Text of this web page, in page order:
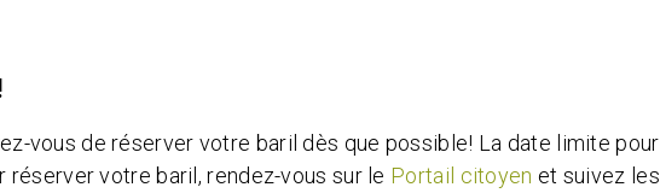
vous de réserver votre baril dès que possible! La date limite pour
votre baril, rendez-vous sur le Portail citoyen et suivez les